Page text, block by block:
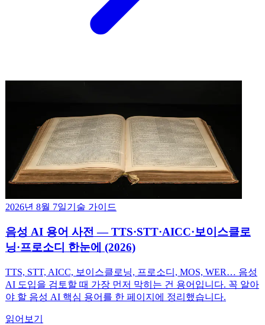
2026년 8월 7일기술 가이드
음성 AI 용어 사전 — TTS·STT·AICC·보이스클로
닝·프로소디 한눈에 (2026)
TTS, STT, AICC, 보이스클로닝, 프로소디, MOS, WER… 음성
AI 도입을 검토할 때 가장 먼저 막히는 건 용어입니다. 꼭 알아
야 할 음성 AI 핵심 용어를 한 페이지에 정리했습니다.
읽어보기